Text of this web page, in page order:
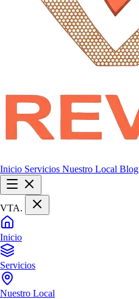
Inicio Servicios Nuestro Local Blog
VTA.
Inicio
Servicios
Nuestro Local